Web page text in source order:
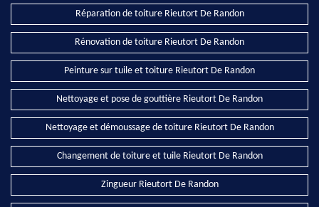
Réparation de toiture Rieutort De Randon
Rénovation de toiture Rieutort De Randon
Peinture sur tuile et toiture Rieutort De Randon
Nettoyage et pose de gouttière Rieutort De Randon
Nettoyage et démoussage de toiture Rieutort De Randon
Changement de toiture et tuile Rieutort De Randon
Zingueur Rieutort De Randon